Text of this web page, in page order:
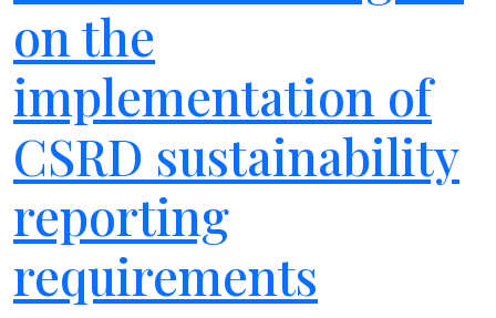
on the
implementation of
CSRD sustainability
reporting
requirements